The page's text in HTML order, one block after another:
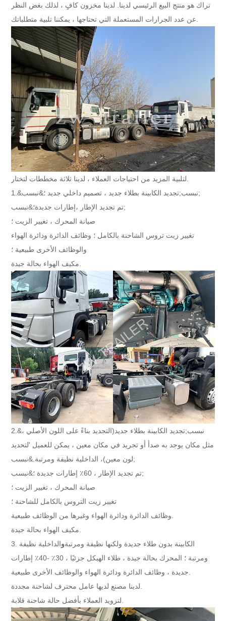
تراك هو منتج البيع الرئيسي لدينا. لدينا مخزون كافٍ ، لذلك بغض النظر
1.&نبسب;تجديد الكابينة بطلاء جديد ، تصميم داخلي جديد ؛&نبسب;
تم تجديد الإطار ،إطارات جديدة؛&نبسب;
صيانة المحرك ، تغيير الزيت ؛
تغيير زيت تروس الشاحنة بالكامل ؛ وظائف الدائرة ودائرة الهواء
والوظائف الأخرى طبيعية ؛
2.&نبسب;تجديد الكابينة بطلاء جديد(التجديد بناءً على اللون الأصلي ،
مثل مكان يوجد به صدأ أو تجريد في مكان معين ، يمكن للعميل 'لتحديد
لون معين)، الداخلية نظيفة ومرتبة.&نبسب;
تم تجديد الإطار ، 60٪ إطارات جديدة ؛&نبسب;
صيانة المحرك ، تغيير الزيت ؛
تغيير زيت التروس بالكامل للشاحنة ؛
3. الكابينة بدون طلاء جديدة ولكنها نظيفة ومرتبةوالداخلية نظيفة
ومرتبة ؛ المحرك بحالة جيدة ، طلاء الهيكل جزئيًا ، 30٪ -40٪ إطارات